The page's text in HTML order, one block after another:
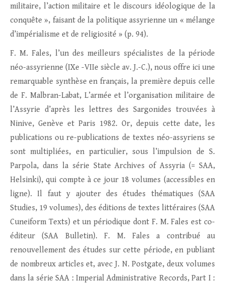
militaire, l’action militaire et le discours idéologique de la
conquête », faisant de la politique assyrienne un « mélange
d’impérialisme et de religiosité » (p. 94).
F. M. Fales, l’un des meilleurs spécialistes de la période
néo-assyrienne (IXe -VIIe siècle av. J.-C.), nous offre ici une
remarquable synthèse en français, la première depuis celle
de F. Malbran-Labat, L’armée et l’organisation militaire de
l’Assyrie d’après les lettres des Sargonides trouvées à
Ninive, Genève et Paris 1982. Or, depuis cette date, les
publications ou re-publications de textes néo-assyriens se
sont multipliées, en particulier, sous l’impulsion de S.
Parpola, dans la série State Archives of Assyria (= SAA,
Helsinki), qui compte à ce jour 18 volumes (accessibles en
ligne). Il faut y ajouter des études thématiques (SAA
Studies, 19 volumes), des éditions de textes littéraires (SAA
Cuneiform Texts) et un périodique dont F. M. Fales est co-
éditeur (SAA Bulletin). F. M. Fales a contribué au
renouvellement des études sur cette période, en publiant
de nombreux articles et, avec J. N. Postgate, deux volumes
dans la série SAA : Imperial Administrative Records, Part I :